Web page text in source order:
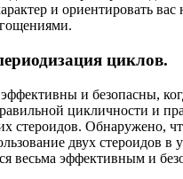
и ориентировать вас
циклов.
и безопасны,
цикличности и
стероидов. Обнаружено,
двух стероидов в
весьма эффективным и